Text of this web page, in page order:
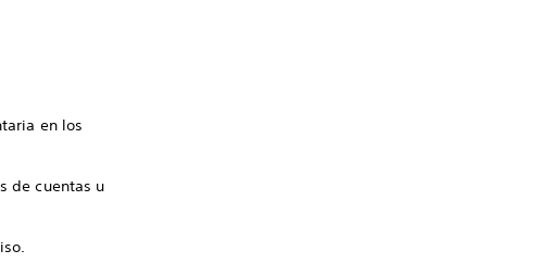
en los
de cuentas u